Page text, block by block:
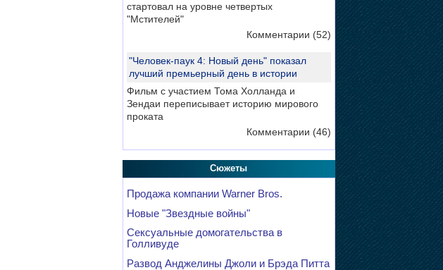
стартовал на уровне четвертых
"Мстителей"
Комментарии (52)
"Человек-паук 4: Новый день" показал
лучший премьерный день в истории
Фильм с участием Тома Холланда и
Зендаи переписывает историю мирового
проката
Комментарии (46)
Сюжеты
Продажа компании Warner Bros.
Новые "Звездные войны"
Сексуальные домогательства в
Голливуде
Развод Анджелины Джоли и Брэда Питта